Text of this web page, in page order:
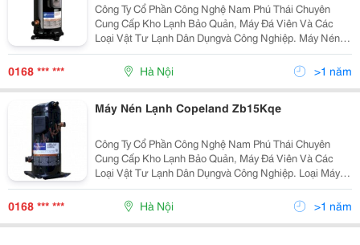
Công Ty Cổ Phần Công Nghệ Nam Phú Thái Chuyên
Cung Cấp Kho Lạnh Bảo Quản, Máy Đá Viên Và Các
Loại Vật Tư Lạnh Dân Dụngvà Công Nghiệp. Máy Nén
Khí Copeland Zr47Kc-Tfd-522 Máy Nén Khí Copeland
Zr108Kc-Tfd-522 Máy Nén Khí Copeland Zr54K
0168 *** *** Hà Nội >1 năm
Máy Nén Lạnh Copeland Zb15Kqe
Công Ty Cổ Phần Công Nghệ Nam Phú Thái Chuyên
Cung Cấp Kho Lạnh Bảo Quản, Máy Đá Viên Và Các
Loại Vật Tư Lạnh Dân Dụngvà Công Nghiệp. Loại Máy :
Nén Khí Đầu Liền Hãng Sản Xuất : Copeland Chế Độ
Làm Mát : Làm Mát Bằ
0168 *** *** Hà Nội >1 năm